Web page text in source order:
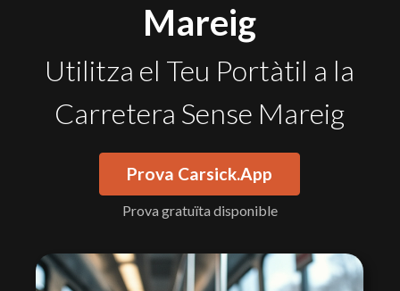
Mareig
Utilitza el Teu Portàtil a la
Carretera Sense Mareig
Prova Carsick.App
Prova gratuïta disponible